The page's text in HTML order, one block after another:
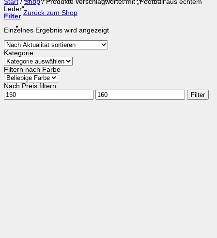
Zurück zum Shop
Start / Shop /Produkte verschlagwortet mit „Football aus echtem
Leder“
Filter
Einzelnes Ergebnis wird angezeigt
Kategorie
Filtern nach Farbe
Nach Preis filtern
Min.
Preis
Max.
Preis
Filter